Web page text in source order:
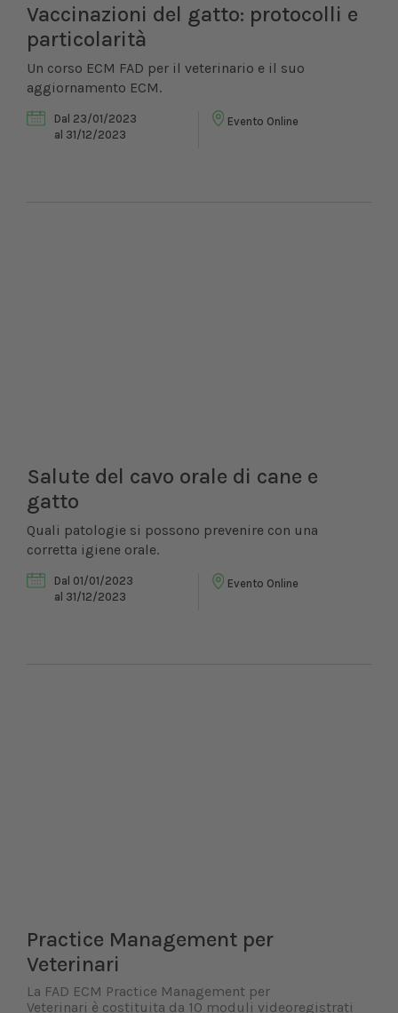
Vaccinazioni del gatto: protocolli e
particolarità
Un corso ECM FAD per il veterinario e il suo
aggiornamento ECM.
Dal 23/01/2023
al 31/12/2023
Evento Online
Salute del cavo orale di cane e
gatto
Quali patologie si possono prevenire con una
corretta igiene orale.
Dal 01/01/2023
al 31/12/2023
Evento Online
Practice Management per
Veterinari
La FAD ECM Practice Management per
Veterinari è costituita da 10 moduli videoregistrati